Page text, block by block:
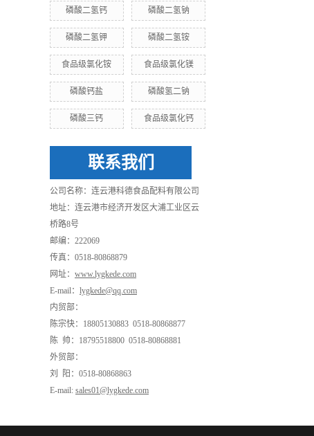
磷酸二氢钙 磷酸二氢钠
磷酸二氢钾 磷酸二氢铵
食品级氯化铵 食品级氯化镁
磷酸钙盐 磷酸氢二钠
磷酸三钙 食品级氯化钙
联系我们
公司名称：连云港科德食品配料有限公司
地址：连云港市经济开发区大浦工业区云
桥路8号
邮编：222069
传真：0518-80868879
网址： www.lygkede.com
E-mail： lygkede@qq.com
内贸部：
陈宗快：18805130883 0518-80868877
陈 帅：18795518800 0518-80868881
外贸部：
刘 阳：0518-80868863
E-mail: sales01@lygkede.com